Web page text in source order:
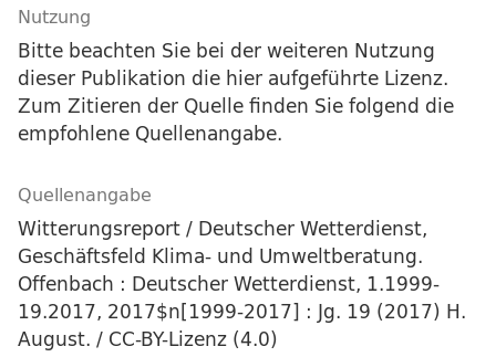
Nutzung
Bitte beachten Sie bei der weiteren Nutzung
dieser Publikation die hier aufgeführte Lizenz.
Zum Zitieren der Quelle finden Sie folgend die
empfohlene Quellenangabe.
Quellenangabe
Witterungsreport / Deutscher Wetterdienst,
Geschäftsfeld Klima- und Umweltberatung.
Offenbach : Deutscher Wetterdienst, 1.1999-
19.2017, 2017$n[1999-2017] : Jg. 19 (2017) H.
August. / CC-BY-Lizenz (4.0)